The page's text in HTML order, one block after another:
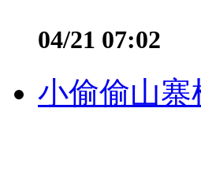
04/21 07:02
小偷偷山寨